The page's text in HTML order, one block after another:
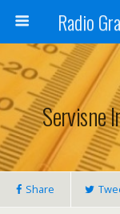
Servisne
Share